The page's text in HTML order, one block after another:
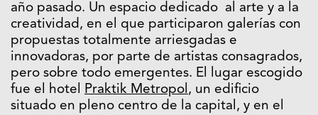
año pasado. Un espacio dedicado al arte y a la
creatividad, en el que participaron galerías con
propuestas totalmente arriesgadas e
innovadoras, por parte de artistas consagrados,
pero sobre todo emergentes. El lugar escogido
fue el hotel Praktik Metropol, un edificio
situado en pleno centro de la capital, y en el